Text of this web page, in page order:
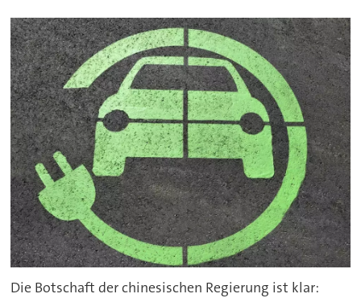
Die Botschaft der chinesischen Regierung ist klar: